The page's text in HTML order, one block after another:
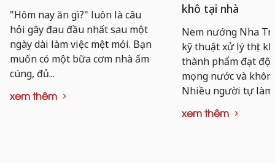
"Hôm nay ăn gì?" luôn là câu
hỏi gây đau đầu nhất sau một
ngày dài làm việc mệt mỏi. Bạn
muốn có một bữa cơm nhà ấm
cúng, đủ...
xem thêm
khô tại nhà
Nem nướng Nha
kỹ thuật xử lý thịt
thành phẩm đạt độ
mọng nước và
Nhiều người tự
xem thêm